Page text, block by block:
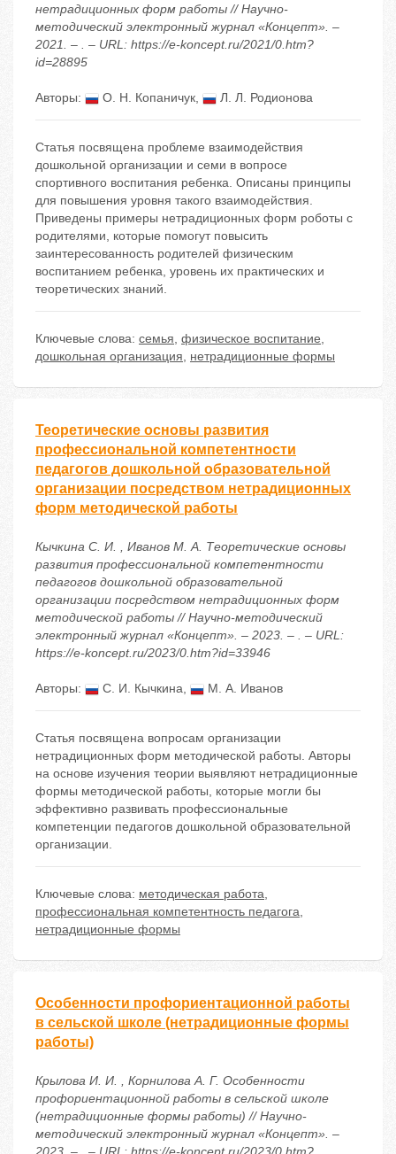
нетрадиционных форм работы // Научно-
методический электронный журнал «Концепт». –
2021. – . – URL: https://e-koncept.ru/2021/0.htm?
id=28895
Авторы: О. Н. Копаничук, Л. Л. Родионова
Статья посвящена проблеме взаимодействия
дошкольной организации и семи в вопросе
спортивного воспитания ребенка. Описаны принципы
для повышения уровня такого взаимодействия.
Приведены примеры нетрадиционных форм роботы с
родителями, которые помогут повысить
заинтересованность родителей физическим
воспитанием ребенка, уровень их практических и
теоретических знаний.
Ключевые слова: семья, физическое воспитание,
дошкольная организация, нетрадиционные формы
Теоретические основы развития
профессиональной компетентности
педагогов дошкольной образовательной
организации посредством нетрадиционных
форм методической работы
Кычкина С. И. , Иванов М. А. Теоретические основы
развития профессиональной компетентности
педагогов дошкольной образовательной
организации посредством нетрадиционных форм
методической работы // Научно-методический
электронный журнал «Концепт». – 2023. – . – URL:
https://e-koncept.ru/2023/0.htm?id=33946
Авторы: С. И. Кычкина, М. А. Иванов
Статья посвящена вопросам организации
нетрадиционных форм методической работы. Авторы
на основе изучения теории выявляют нетрадиционные
формы методической работы, которые могли бы
эффективно развивать профессиональные
компетенции педагогов дошкольной образовательной
организации.
Ключевые слова: методическая работа,
профессиональная компетентность педагога,
нетрадиционные формы
Особенности профориентационной работы
в сельской школе (нетрадиционные формы
работы)
Крылова И. И. , Корнилова А. Г. Особенности
профориентационной работы в сельской школе
(нетрадиционные формы работы) // Научно-
методический электронный журнал «Концепт». –